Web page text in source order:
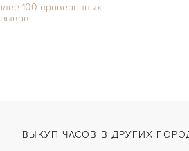
100 проверенных
ВЫКУП ЧАСОВ В ДРУГИХ